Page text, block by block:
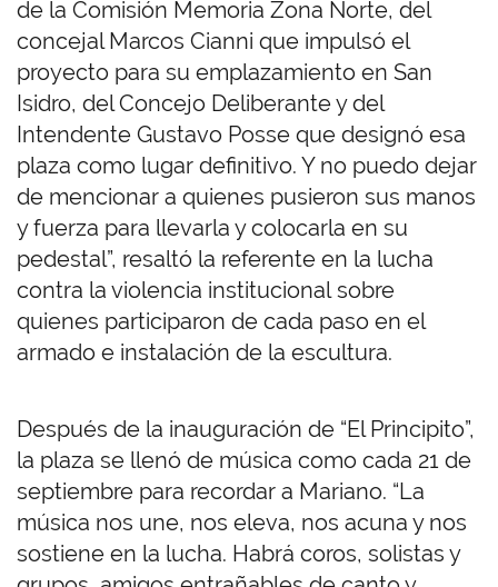
de la Comisión Memoria Zona Norte, del
concejal Marcos Cianni que impulsó el
proyecto para su emplazamiento en San
Isidro, del Concejo Deliberante y del
Intendente Gustavo Posse que designó esa
plaza como lugar definitivo. Y no puedo dejar
de mencionar a quienes pusieron sus manos
y fuerza para llevarla y colocarla en su
pedestal”, resaltó la referente en la lucha
contra la violencia institucional sobre
quienes participaron de cada paso en el
armado e instalación de la escultura.
Después de la inauguración de “El Principito”,
la plaza se llenó de música como cada 21 de
septiembre para recordar a Mariano. “La
música nos une, nos eleva, nos acuna y nos
sostiene en la lucha. Habrá coros, solistas y